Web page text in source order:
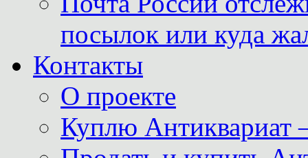
посылок или куда
Контакты
О проекте
Куплю Антиквариат